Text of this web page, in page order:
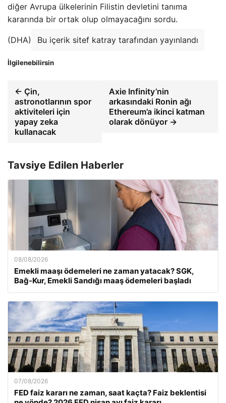
diğer Avrupa ülkelerinin Filistin devletini tanıma
kararında bir ortak olup olmayacağını sordu.
(DHA) Bu içerik sitef katray tarafından yayınlandı
İlgilenebilirsin
← Çin,
astronotlarının spor
aktiviteleri için
yapay zeka
kullanacak
Axie Infinity’nin
arkasındaki Ronin ağı
Ethereum’a ikinci katman
olarak dönüyor →
Tavsiye Edilen Haberler
08/08/2026
Emekli maaşı ödemeleri ne zaman yatacak? SGK,
Bağ-Kur, Emekli Sandığı maaş ödemeleri başladı
07/08/2026
FED faiz kararı ne zaman, saat kaçta? Faiz beklentisi